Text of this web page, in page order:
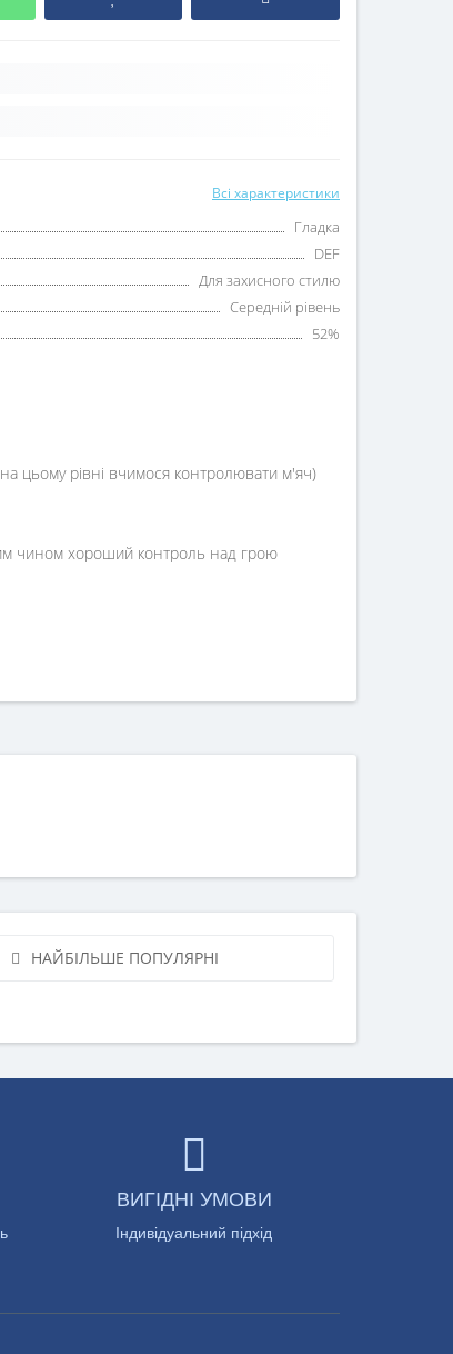
Всі характеристики
Гладка
DEF
Для захисного стилю
Середній рівень
52%
цьому рівні вчимося контролювати м'яч)
чином хороший контроль над грою
НАЙБІЛЬШЕ ПОПУЛЯРНІ
ВИГІДНІ УМОВИ
Індивідуальний підхід